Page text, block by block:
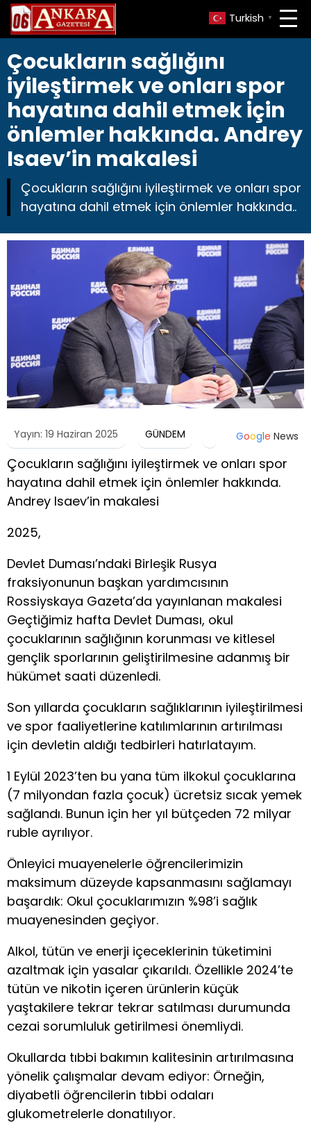
Turkish ▼
Çocukların sağlığını
iyileştirmek ve onları spor
hayatına dahil etmek için
önlemler hakkında. Andrey
Isaev’in makalesi
Çocukların sağlığını iyileştirmek ve onları spor
hayatına dahil etmek için önlemler hakkında..
Yayın: 19 Haziran 2025 GÜNDEM Google News
Çocukların sağlığını iyileştirmek ve onları spor
hayatına dahil etmek için önlemler hakkında.
Andrey Isaev’in makalesi
2025,
Devlet Duması’ndaki Birleşik Rusya
fraksiyonunun başkan yardımcısının
Rossiyskaya Gazeta’da yayınlanan makalesi
Geçtiğimiz hafta Devlet Duması, okul
çocuklarının sağlığının korunması ve kitlesel
gençlik sporlarının geliştirilmesine adanmış bir
hükümet saati düzenledi.
Son yıllarda çocukların sağlıklarının iyileştirilmesi
ve spor faaliyetlerine katılımlarının artırılması
için devletin aldığı tedbirleri hatırlatayım.
1 Eylül 2023’ten bu yana tüm ilkokul çocuklarına
(7 milyondan fazla çocuk) ücretsiz sıcak yemek
sağlandı. Bunun için her yıl bütçeden 72 milyar
ruble ayrılıyor.
Önleyici muayenelerle öğrencilerimizin
maksimum düzeyde kapsanmasını sağlamayı
başardık: Okul çocuklarımızın %98’i sağlık
muayenesinden geçiyor.
Alkol, tütün ve enerji içeceklerinin tüketimini
azaltmak için yasalar çıkarıldı. Özellikle 2024’te
tütün ve nikotin içeren ürünlerin küçük
yaştakilere tekrar tekrar satılması durumunda
cezai sorumluluk getirilmesi önemliydi.
Okullarda tıbbi bakımın kalitesinin artırılmasına
yönelik çalışmalar devam ediyor: Örneğin,
diyabetli öğrencilerin tıbbi odaları
glukometrelerle donatılıyor.